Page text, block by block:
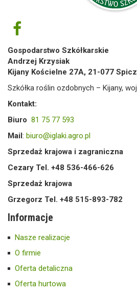
Gospodarstwo Szkółkarskie
Andrzej Krzysiak
Kijany Kościelne 27A, 21-077
Szkółka roślin ozdobnych – Kijany,
Kontakt:
Biuro 81 75 77 593
Mail : biuro@iglaki.agro.pl
Sprzedaż krajowa i zagraniczna
Cezary Tel. +48 536-466-626
Sprzedaż krajowa
Grzegorz Tel. +48 515-893-782
Informacje
Nasze realizacje
O firmie
Oferta detaliczna
Oferta hurtowa